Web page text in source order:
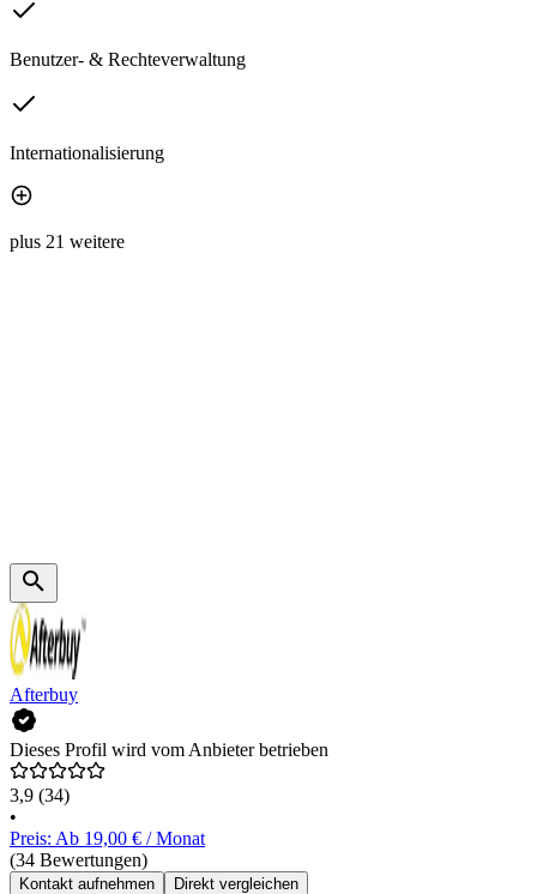
Benutzer- & Rechteverwaltung
Internationalisierung
plus 21 weitere
Afterbuy
Dieses Profil wird vom Anbieter betrieben
3,9 (34)
•
Preis: Ab 19,00 € / Monat
(34 Bewertungen)
Kontakt aufnehmen Direkt vergleichen